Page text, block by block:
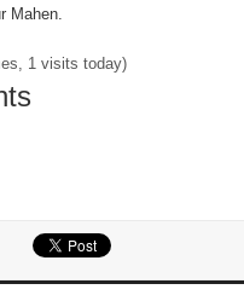
Mahen.
1 visits today)